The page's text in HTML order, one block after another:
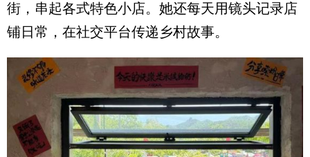
街，串起各式特色小店。她还每天用镜头记录店
铺日常，在社交平台传递乡村故事。